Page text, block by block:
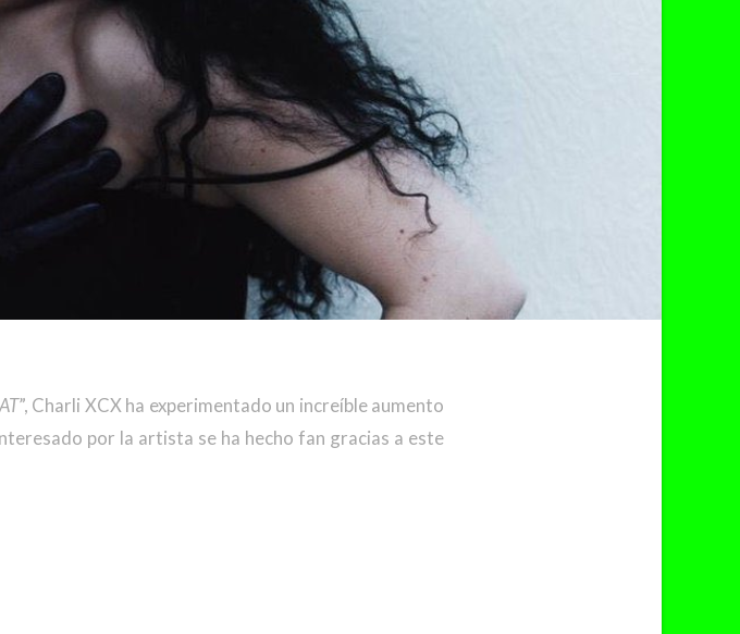
”, Charli XCX ha experimentado un increíble aumento
por la artista se ha hecho fan gracias a este